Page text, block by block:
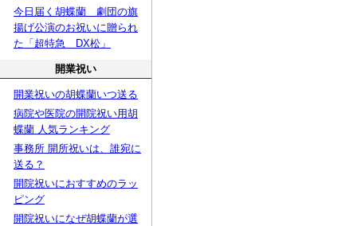
今日届く胡蝶蘭 劇団の旗
揚げ公演のお祝いに贈られ
た「超特急 DX松」
開業祝い
開業祝いの胡蝶蘭いつ送る
病院や医院の開院祝い用胡
蝶蘭 人気ランキング
事務所 開所祝いは、誰宛に
送る？
開院祝いにおすすめのラッ
ピング
開院祝いになぜ胡蝶蘭が選